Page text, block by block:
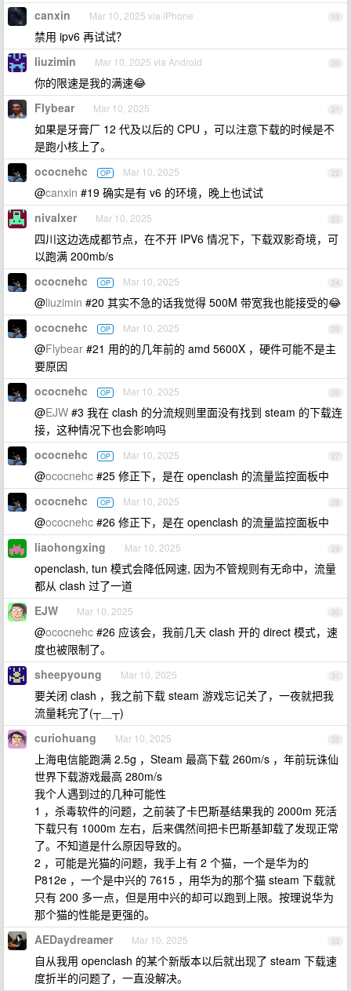
19
canxin Mar 10, 2025 via iPhone
禁用 ipv6 再试试？
20
liuzimin Mar 10, 2025 via Android
你的限速是我的满速😂
21
Flybear Mar 10, 2025
如果是牙膏厂 12 代及以后的 CPU ，可以注意下载的时候是不
是跑小核上了。
22
ococnehc OP Mar 10, 2025
@canxin #19 确实是有 v6 的环境，晚上也试试
23
nivalxer Mar 10, 2025
四川这边选成都节点，在不开 IPV6 情况下，下载双影奇境，可
以跑满 200mb/s
24
ococnehc OP Mar 10, 2025
@liuzimin #20 其实不急的话我觉得 500M 带宽我也能接受的😂
25
ococnehc OP Mar 10, 2025
@Flybear #21 用的的几年前的 amd 5600X ，硬件可能不是主
要原因
26
ococnehc OP Mar 10, 2025
@EJW #3 我在 clash 的分流规则里面没有找到 steam 的下载连
接，这种情况下也会影响吗
27
ococnehc OP Mar 10, 2025
@ococnehc #25 修正下，是在 openclash 的流量监控面板中
28
ococnehc OP Mar 10, 2025
@ococnehc #26 修正下，是在 openclash 的流量监控面板中
29
liaohongxing Mar 10, 2025
openclash, tun 模式会降低网速, 因为不管规则有无命中，流量
都从 clash 过了一道
30
EJW Mar 10, 2025
@ococnehc #26 应该会，我前几天 clash 开的 direct 模式，速
度也被限制了。
31
sheepyoung Mar 10, 2025
要关闭 clash ，我之前下载 steam 游戏忘记关了，一夜就把我
流量耗完了(┬＿┬)
32
curiohuang Mar 10, 2025
上海电信能跑满 2.5g ，Steam 最高下载 260m/s ，年前玩诛仙
世界下载游戏最高 280m/s
我个人遇到过的几种可能性
1 ，杀毒软件的问题，之前装了卡巴斯基结果我的 2000m 死活
下载只有 1000m 左右，后来偶然间把卡巴斯基卸载了发现正常
了。不知道是什么原因导致的。
2 ，可能是光猫的问题，我手上有 2 个猫，一个是华为的
P812e ，一个是中兴的 7615 ，用华为的那个猫 steam 下载就
只有 200 多一点，但是用中兴的却可以跑到上限。按理说华为
那个猫的性能是更强的。
33
AEDaydreamer Mar 10, 2025
自从我用 openclash 的某个新版本以后就出现了 steam 下载速
度折半的问题了，一直没解决。